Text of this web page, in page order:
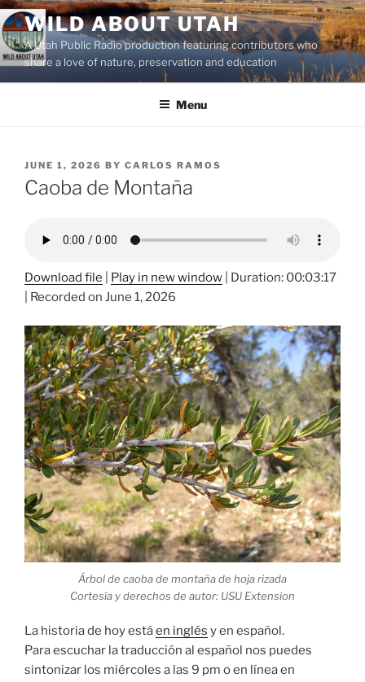
Skip
to
content
WILD ABOUT UTAH
A Utah Public Radio production featuring contributors who
share a love of nature, preservation and education
Menu
POSTED
ON
JUNE 1, 2026 BY CARLOS RAMOS
Caoba de Montaña
Download file Play in new window
Duration: 00:03:17
Recorded on June 1, 2026
Árbol de caoba de montaña de hoja rizada
Cortesía y derechos de autor: USU Extension
La historia de hoy estáen inglés y en español.
Para escuchar la traducción al español nos puedes
sintonizar los miércoles a las 9 pm o en línea en